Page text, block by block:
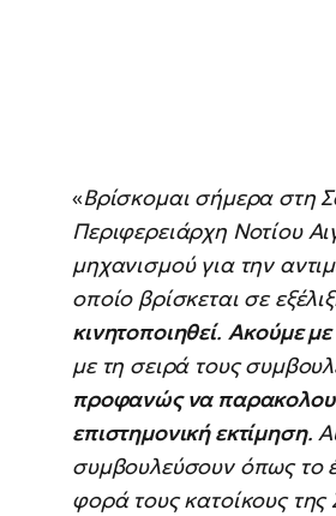
«Βρίσκομαι σήμερα στη
Περιφερειάρχη Νοτίου
μηχανισμού για την
οποίο βρίσκεται σε
κινητοποιηθεί. Ακούμε με
με τη σειρά τους
προφανώς να
επιστημονική εκτίμηση.
συμβουλεύσουν όπως το
φορά τους κατοίκους της